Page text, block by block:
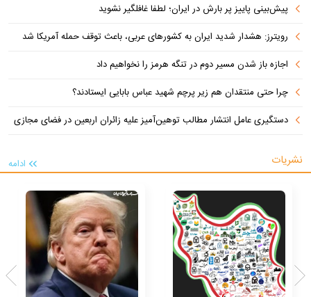
پیش‌بینی پاییز پر بارش در ایران؛ لطفا غافلگیر نشوید
رویترز: هشدار شدید ایران به کشورهای عربی، باعث توقف حمله آمریکا شد
اجازه باز شدن مسیر دوم در تنگه هرمز را نخواهیم داد
چرا حتی منتقدان هم زیر پرچم شهید عباس بابایی ایستادند؟
دستگیری عامل انتشار مطالب توهین‌آمیز علیه زائران اربعین در فضای مجازی
نشریات ادامه